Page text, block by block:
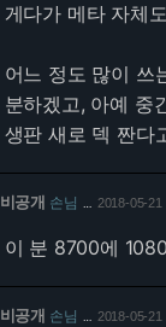
게다가 메타 자체
어느 정도 많이 쓰
분하겠고, 아예 중
생판 새로 덱 짠다
비공개 손님 2018-05-21
이 분 8700에
비공개 손님 2018-05-21